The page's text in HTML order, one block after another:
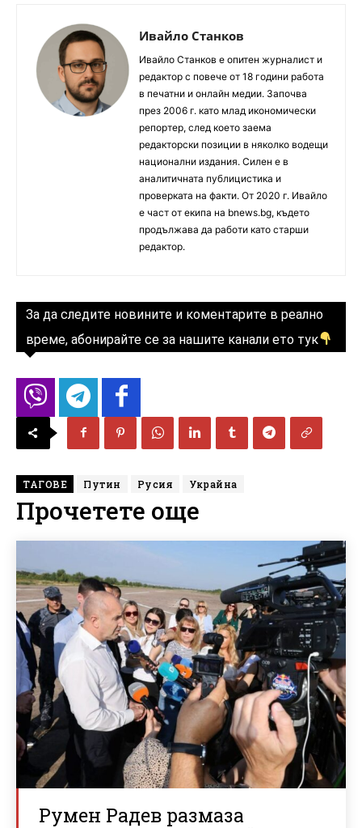
Ивайло Станков
Ивайло Станков е опитен журналист и
редактор с повече от 18 години работа
в печатни и онлайн медии. Започва
през 2006 г. като млад икономически
репортер, след което заема
редакторски позиции в няколко водещи
национални издания. Силен е в
аналитичната публицистика и
проверката на факти. От 2020 г. Ивайло
е част от екипа на bnews.bg, където
продължава да работи като старши
редактор.
За да следите новините и коментарите в реално
време, абонирайте се за нашите канали ето тук
ТАГОВЕ Путин Русия Украйна
Прочетете още
Румен Радев размаза